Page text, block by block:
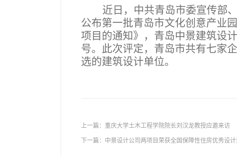
近日，中共青岛市委宣传部
公布第一批青岛市文化创意产业
项目的通知》，青岛中景建筑设
号。此次评定，青岛市共有七家
选的建筑设计单位。
上一篇： 重庆大学土木工程学院院长刘汉龙教授应邀来访
下一篇： 中景设计公司两项目荣获全国保障性住房优秀设计